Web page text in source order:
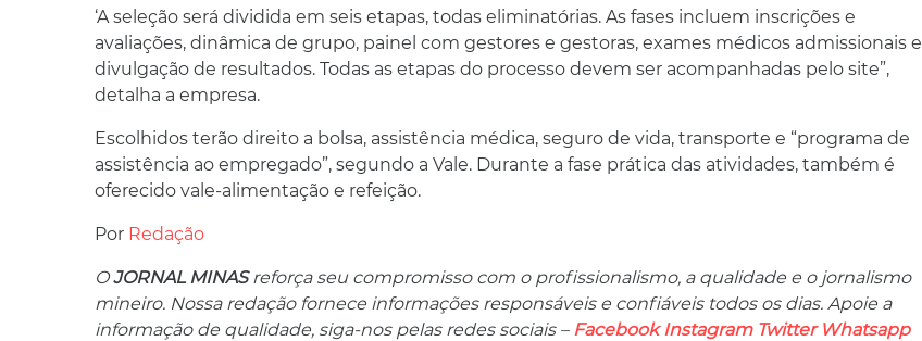
‘A seleção será dividida em seis etapas, todas eliminatórias. As fases incluem inscrições e
avaliações, dinâmica de grupo, painel com gestores e gestoras, exames médicos admissionais e
divulgação de resultados. Todas as etapas do processo devem ser acompanhadas pelo site”,
detalha a empresa.
Escolhidos terão direito a bolsa, assistência médica, seguro de vida, transporte e “programa de
assistência ao empregado”, segundo a Vale. Durante a fase prática das atividades, também é
oferecido vale-alimentação e refeição.
Por Redação
OJORNAL MINASreforça seu compromisso com o profissionalismo, a qualidade e o jornalismo
mineiro. Nossa redação fornece informações responsáveis ​​e confiáveis ​​todos os dias. Apoie a
informação de qualidade, siga-nos pelas redes sociais – Facebook Instagram Twitter Whatsapp